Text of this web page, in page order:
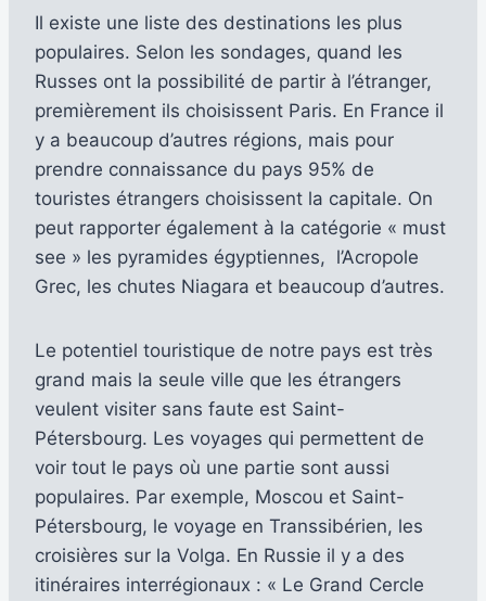
Il existe une liste des destinations les plus
populaires. Selon les sondages, quand les
Russes ont la possibilité de partir à l’étranger,
premièrement ils choisissent Paris. En France il
y a beaucoup d’autres régions, mais pour
prendre connaissance du pays 95% de
touristes étrangers choisissent la capitale. On
peut rapporter également à la catégorie « must
see » les pyramides égyptiennes, l’Acropole
Grec, les chutes Niagara et beaucoup d’autres.
Le potentiel touristique de notre pays est très
grand mais la seule ville que les étrangers
veulent visiter sans faute est Saint-
Pétersbourg. Les voyages qui permettent de
voir tout le pays où une partie sont aussi
populaires. Par exemple, Moscou et Saint-
Pétersbourg, le voyage en Transsibérien, les
croisières sur la Volga. En Russie il y a des
itinéraires interrégionaux : « Le Grand Cercle